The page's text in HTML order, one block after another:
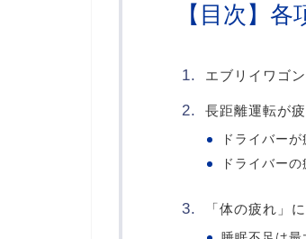
【目次】
エブリイワゴ
長距離運転が
ドライバー
ドライバー
「体の疲れ」